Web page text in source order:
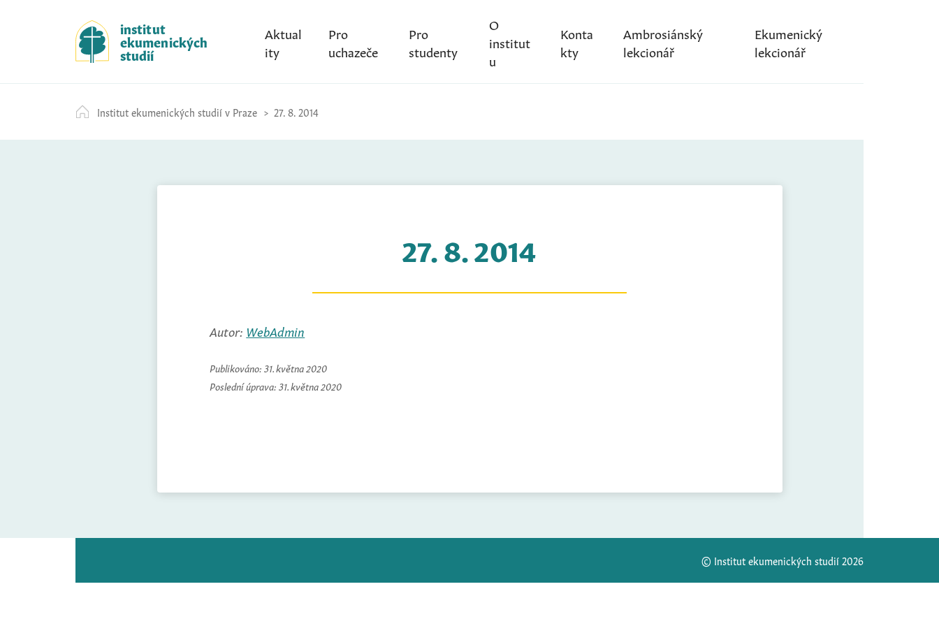
k
i
p
t
c
o
institut
ekumenických
studií
Aktual
ity
Pro
uchazeče
Pro
studenty
O
institut
u
Konta
kty
Ambrosiánský
lekcionář
Ekumenický
lekcionář
Institut ekumenických studií v Praze 27. 8. 2014
27. 8. 2014
Autor: WebAdmin
Publikováno: 31. května 2020
Poslední úprava: 31. května 2020
© Institut ekumenických studií 2026